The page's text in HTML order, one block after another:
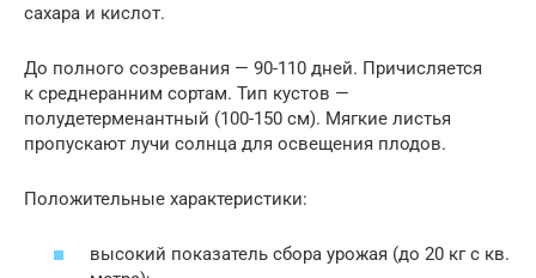
сахара и кислот.
До полного созревания — 90-110 дней. Причисляется
к среднеранним сортам. Тип кустов —
полудетерменантный (100-150 см). Мягкие листья
пропускают лучи солнца для освещения плодов.
Положительные характеристики:
высокий показатель сбора урожая (до 20 кг с кв.